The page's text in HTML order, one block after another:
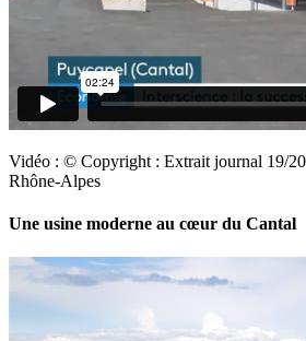
Vidéo : © Copyright : Extrait journal 19/
Rhône-Alpes
Une usine moderne au cœur du Cantal